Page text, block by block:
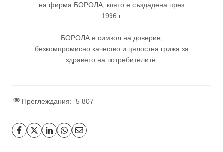
на фирма БОРОЛА , която е създадена през
1996 г.
БОРОЛА е символ на доверие,
безкомпромисно качество и цялостна грижа за
здравето на потребителите
Преглеждания: 5 807